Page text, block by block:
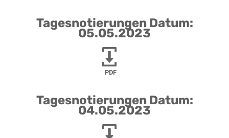
Tagesnotierungen Datum:
05.05.2023
PDF
Tagesnotierungen Datum:
04.05.2023